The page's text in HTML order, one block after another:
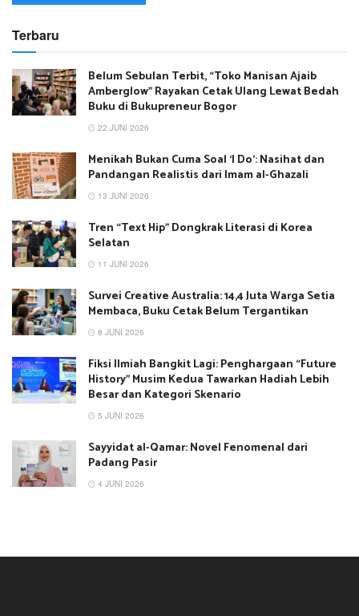
Terbaru
Belum Sebulan Terbit, “Toko Manisan Ajaib
Amberglow” Rayakan Cetak Ulang Lewat Bedah
Buku di Bukupreneur Bogor
22 JUNI 2026
Menikah Bukan Cuma Soal ‘I Do’: Nasihat dan
Pandangan Realistis dari Imam al-Ghazali
13 JUNI 2026
Tren “Text Hip” Dongkrak Literasi di Korea
Selatan
11 JUNI 2026
Survei Creative Australia: 14,4 Juta Warga Setia
Membaca, Buku Cetak Belum Tergantikan
8 JUNI 2026
Fiksi Ilmiah Bangkit Lagi: Penghargaan “Future
History” Musim Kedua Tawarkan Hadiah Lebih
Besar dan Kategori Skenario
5 JUNI 2026
Sayyidat al-Qamar: Novel Fenomenal dari
Padang Pasir
4 JUNI 2026